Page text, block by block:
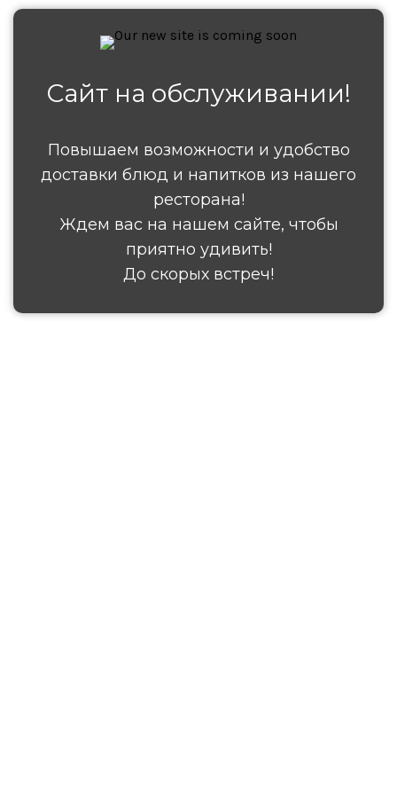
Сайт на обслуживании!
Повышаем возможности и удобство
доставки блюд и напитков из нашего
ресторана!
Ждем вас на нашем сайте, чтобы
приятно удивить!
До скорых встреч!